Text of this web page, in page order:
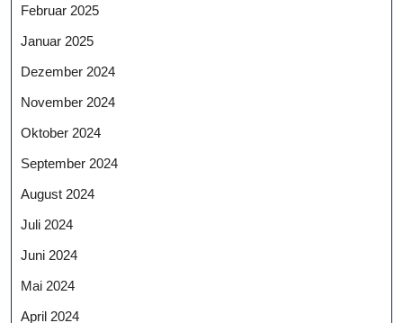
Februar 2025
Januar 2025
Dezember 2024
November 2024
Oktober 2024
September 2024
August 2024
Juli 2024
Juni 2024
Mai 2024
April 2024